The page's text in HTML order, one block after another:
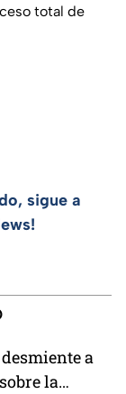
total de
sigue a
a
la